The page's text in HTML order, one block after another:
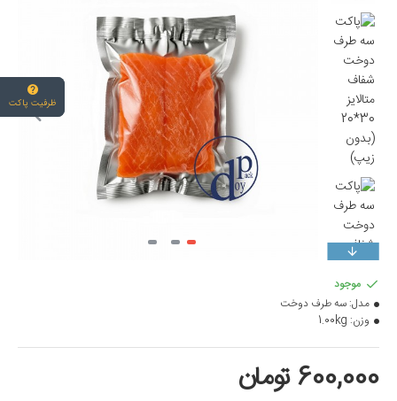
600,000 تومان
موجود
مدل:سه طرف دوخت
وزن: 1.00kg
ظرفیت پاکت